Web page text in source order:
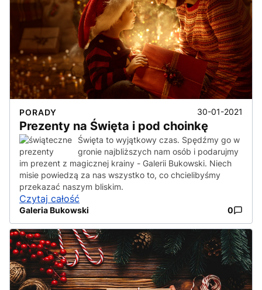
PORADY 30-01-2021
Prezenty na Święta i pod choinkę
Święta to wyjątkowy czas. Spędźmy go w
gronie najbliższych nam osób i podarujmy
im prezent z magicznej krainy - Galerii Bukowski. Niech
misie powiedzą za nas wszystko to, co chcielibyśmy
przekazać naszym bliskim.
Czytaj całość
Galeria Bukowski 0